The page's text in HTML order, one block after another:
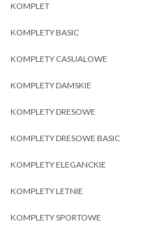
KOMPLET
KOMPLETY BASIC
KOMPLETY CASUALOWE
KOMPLETY DAMSKIE
KOMPLETY DRESOWE
KOMPLETY DRESOWE BASIC
KOMPLETY ELEGANCKIE
KOMPLETY LETNIE
KOMPLETY SPORTOWE